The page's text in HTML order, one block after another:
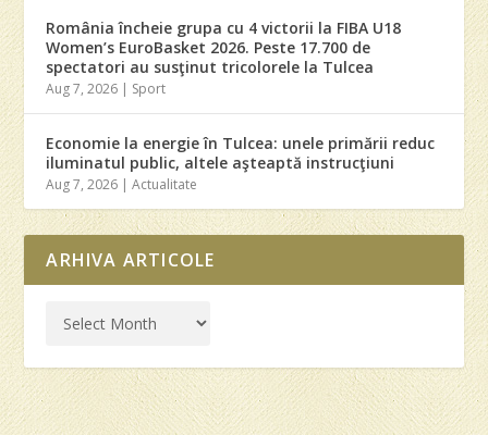
România încheie grupa cu 4 victorii la FIBA U18
Women’s EuroBasket 2026. Peste 17.700 de
spectatori au susţinut tricolorele la Tulcea
Aug 7, 2026 | Sport
Economie la energie în Tulcea: unele primării reduc
iluminatul public, altele aşteaptă instrucţiuni
Aug 7, 2026 |Actualitate
ARHIVA ARTICOLE